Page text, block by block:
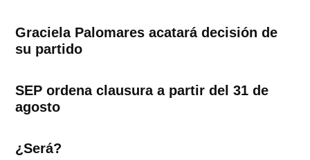
Graciela Palomares acatará decisión de
su partido
SEP ordena clausura a partir del 31 de
agosto
¿Será?